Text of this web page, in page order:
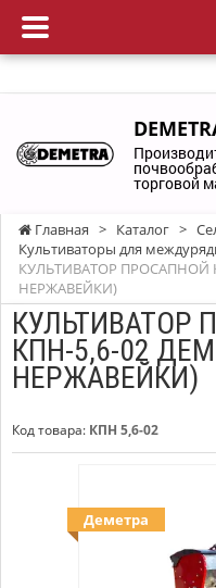
торговой
Главная > Каталог >
Культиваторы для
КУЛЬТИВАТОР ПРОСАПНОЙ
НЕРЖАВЕЙКИ)
КУЛЬТИВАТОР
КПН-5,6-02
НЕРЖАВЕЙКИ)
Код товара: КПН 5,6-02
Деметра